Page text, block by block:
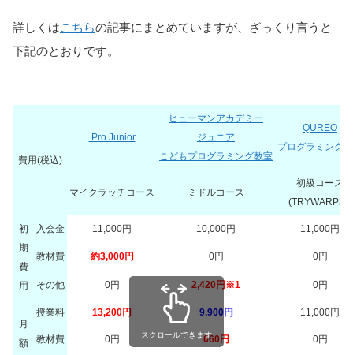
詳しくはこちらの記事にまとめていますが、ざっくり言うと
下記のとおりです。
費用(税込)
.Pro Junior
ヒューマンアカデミー
ジュニア
こどもプログラミング教室
QUREO
プログラミング
マイクラッチコース ミドルコース
初級コース
(TRYWARP校)
初
期
費
用
入会金 11,000円 10,000円 11,000円
教材費 約3,000円 0円 0円
その他 0円 2,420円※1 0円
月
額
授業料 13,200円 9,900円 11,000円
教材費 0円 660円 0円
スクロールできます